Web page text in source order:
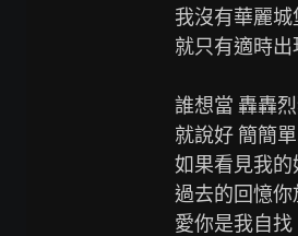
我沒有華麗
就只有適時
誰想當 轟轟
就說好 簡簡
如果看見我
過去的回憶你
愛你是我自找